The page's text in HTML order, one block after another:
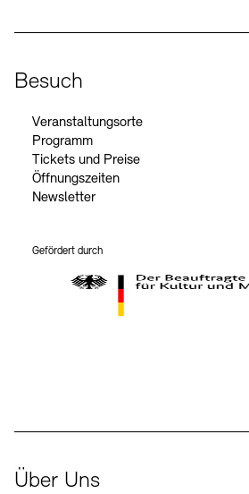
Besuch
Veranstaltungsorte
Programm
Tickets und Preise
Öffnungszeiten
Newsletter
Gefördert durch
Über Uns